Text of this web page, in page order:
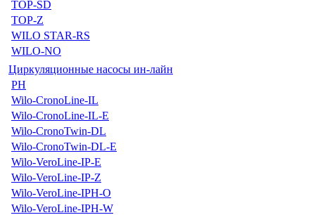
TOP-SD
TOP-Z
WILO STAR-RS
WILO-NO
Циркуляционные насосы ин-лайн
PH
Wilo-CronoLine-IL
Wilo-CronoLine-IL-E
Wilo-CronoTwin-DL
Wilo-CronoTwin-DL-E
Wilo-VeroLine-IP-E
Wilo-VeroLine-IP-Z
Wilo-VeroLine-IPH-O
Wilo-VeroLine-IPH-W